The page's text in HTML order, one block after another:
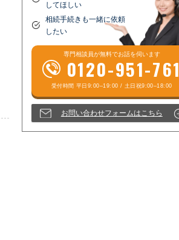
してほしい
相続手続きも一緒に依頼
したい
専門相談員が無料でお話を伺います
0120-951-761
お問い合わせフォームはこちら